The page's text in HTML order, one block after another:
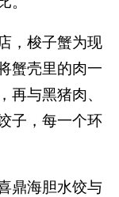
，梭子蟹为现
蟹壳里的肉一
再与黑猪肉、
子，每一个环
鼎海胆水饺与